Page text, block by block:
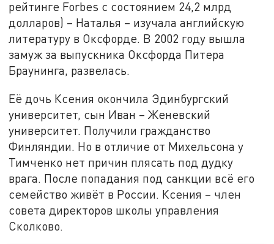
рейтинге Forbes с состоянием 24,2 млрд
долларов) – Наталья – изучала английскую
литературу в Оксфорде. В 2002 году вышла
замуж за выпускника Оксфорда Питера
Браунинга, развелась.
Её дочь Ксения окончила Эдинбургский
университет, сын Иван – Женевский
университет. Получили гражданство
Финляндии. Но в отличие от Михельсона у
Тимченко нет причин плясать под дудку
врага. После попадания под санкции всё его
семейство живёт в России. Ксения – член
совета директоров школы управления
Сколково.